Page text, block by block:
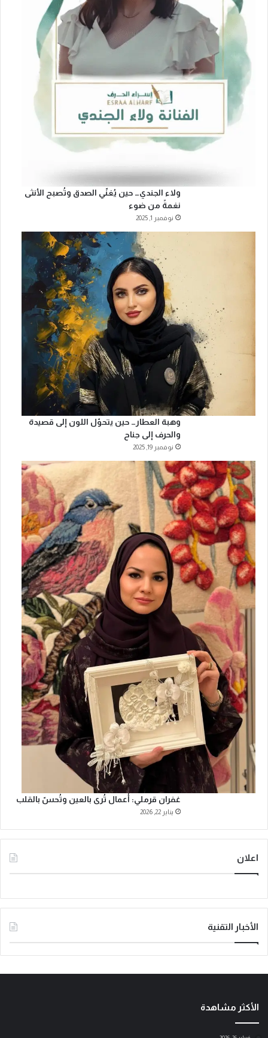
ولاء الجندي… حين يُغنّي الصدق وتُصبح الأنثى
نغمةً من ضوء
نوفمبر 1, 2025
وهبة العطار… حين يتحوّل اللون إلى قصيدة
والحرف إلى جناح
نوفمبر 19, 2025
غفران قرملي: أعمال تُرى بالعين وتُحسّ بالقلب
يناير 22, 2026
اعلان
الأخبار التقنية
الأكثر مشاهدة